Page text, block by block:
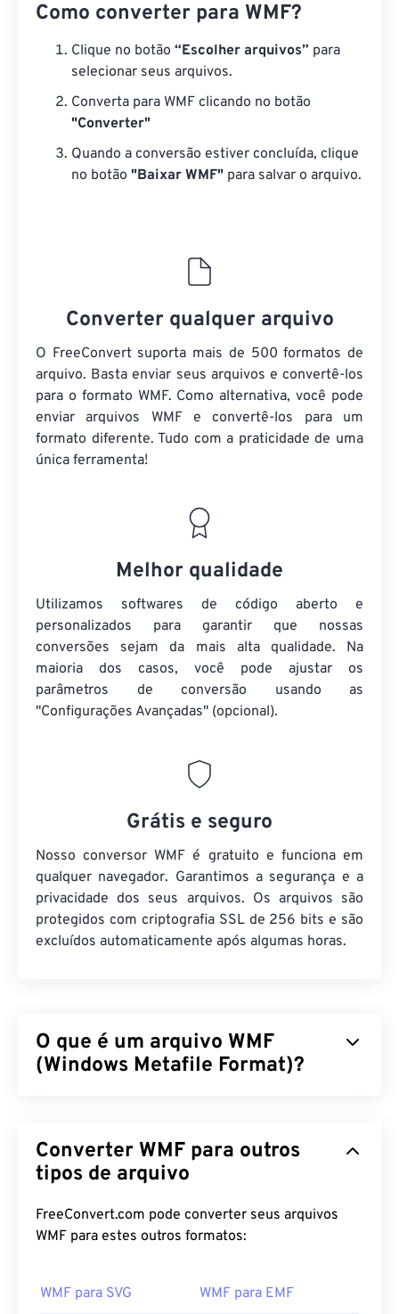
Como converter para WMF?
Clique no botão “Escolher arquivos” para
selecionar seus arquivos.
Converta para WMF clicando no botão
"Converter"
Quando a conversão estiver concluída, clique
no botão "Baixar WMF" para salvar o arquivo.
Converter qualquer arquivo
O FreeConvert suporta mais de 500 formatos de
arquivo. Basta enviar seus arquivos e convertê-los
para o formato WMF. Como alternativa, você pode
enviar arquivos WMF e convertê-los para um
formato diferente. Tudo com a praticidade de uma
única ferramenta!
Melhor qualidade
Utilizamos softwares de código aberto e
personalizados para garantir que nossas
conversões sejam da mais alta qualidade. Na
maioria dos casos, você pode ajustar os
parâmetros de conversão usando as
"Configurações Avançadas" (opcional).
Grátis e seguro
Nosso conversor WMF é gratuito e funciona em
qualquer navegador. Garantimos a segurança e a
privacidade dos seus arquivos. Os arquivos são
protegidos com criptografia SSL de 256 bits e são
excluídos automaticamente após algumas horas.
O que é um arquivo WMF
(Windows Metafile Format)?
armazenar imagens vetoriais e bitmap. A Microsoft
desenvolveu o WMF para compartilhar dados
precursor de 16 bits do Enhanced Windows
Metafile (EMF) de 32 bits.
Converter WMF para outros
tipos de arquivo
FreeConvert.com pode converter seus arquivos
WMF para estes outros formatos:
WMF para SVG WMF para EMF